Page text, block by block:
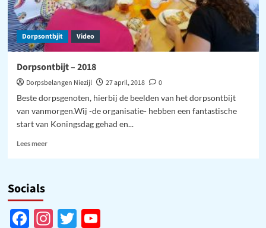
Dorpsontbjit Video
Dorpsontbijt – 2018
Dorpsbelangen Niezijl 27 april, 2018
0
Beste dorpsgenoten, hierbij de beelden van het dorpsontbijt
van vanmorgen.Wij -de organisatie- hebben een fantastische
start van Koningsdag gehad en...
Lees meerLees
Socials
Facebook
Instagram
Twitter
YouTube